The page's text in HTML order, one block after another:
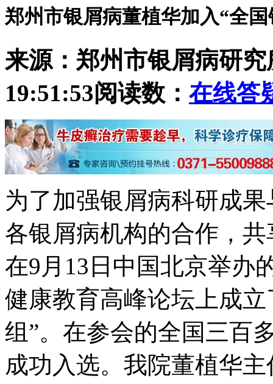
郑州市银屑病董植华加入“全
来源：郑州市银屑病研究
19:51:53阅读数： 在线答
为了加强银屑病科研成
各银屑病机构的合作，
在9月13日中国北京举办
健康教育高峰论坛上成
组”。在参会的全国三百
成功入选。我院董植华